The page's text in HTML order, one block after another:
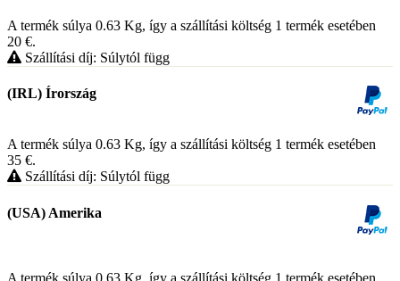
A termék súlya 0.63 Kg, így a szállítási költség 1 termék esetében
20 €.
Szállítási díj: Súlytól függ
(IRL) Írország
A termék súlya 0.63 Kg, így a szállítási költség 1 termék esetében
35 €.
Szállítási díj: Súlytól függ
(USA) Amerika
A termék súlya 0.63 Kg, így a szállítási költség 1 termék esetében